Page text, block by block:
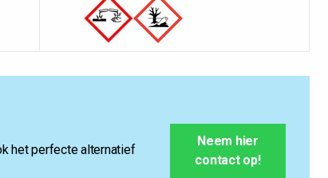
het perfecte alternatief
Neem hier
contact op!